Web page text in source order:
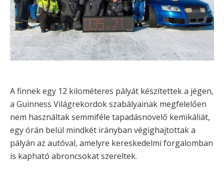
A finnek egy 12 kilométeres pályát készítettek a jégen,
a Guinness Világrekordok szabályainak megfelelően
nem használtak semmiféle tapadásnövelő kemikáliát,
egy órán belül mindkét irányban végighajtottak a
pályán az autóval, amelyre kereskedelmi forgalomban
is kapható abroncsokat szereltek.